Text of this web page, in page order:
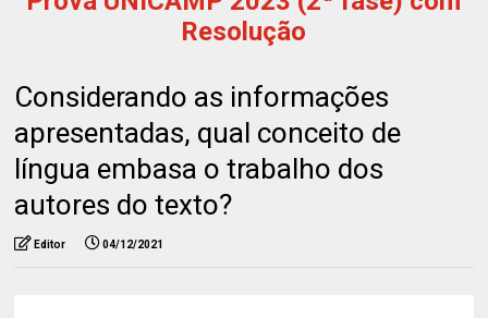
Resolução
Considerando as informações
apresentadas, qual conceito de
língua embasa o trabalho dos
autores do texto?
Editor 04/12/2021